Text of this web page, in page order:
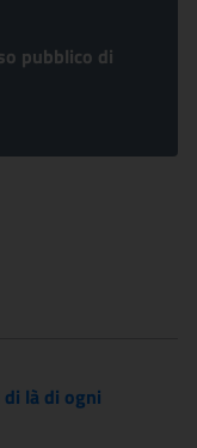
pubblico di
là di ogni